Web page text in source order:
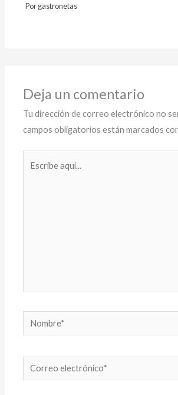
Porgastronetas
Deja un comentario
Tu dirección de correo electrónico no
campos obligatorios están marcados
Nombre*
Correo
electrónico*